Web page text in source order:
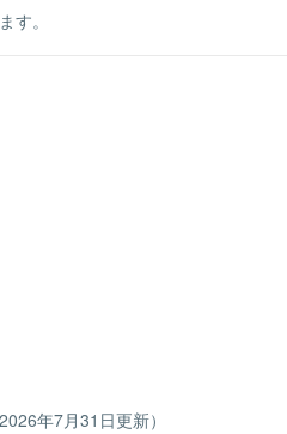
す。
年7月31日更新）